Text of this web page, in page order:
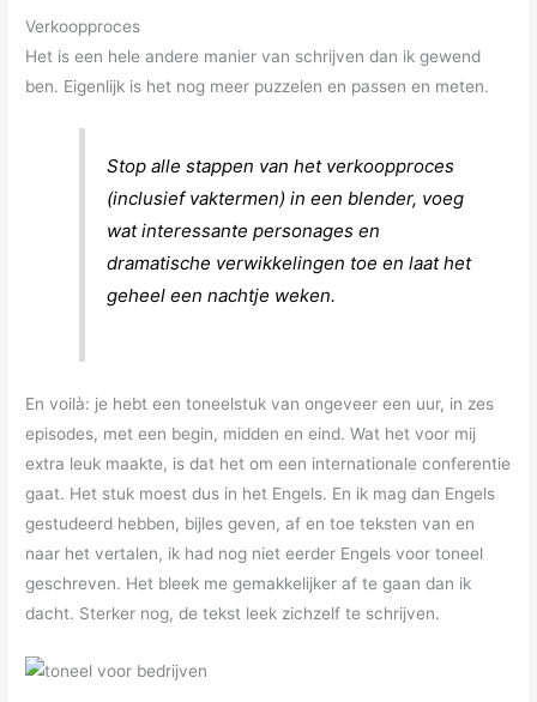
Verkoopproces
Het is een hele andere manier van schrijven dan ik gewend
ben. Eigenlijk is het nog meer puzzelen en passen en meten.
Stop alle stappen van het verkoopproces
(inclusief vaktermen) in een blender, voeg
wat interessante personages en
dramatische verwikkelingen toe en laat het
geheel een nachtje weken.
En voilà: je hebt een toneelstuk van ongeveer een uur, in zes
episodes, met een begin, midden en eind. Wat het voor mij
extra leuk maakte, is dat het om een internationale conferentie
gaat. Het stuk moest dus in het Engels. En ik mag dan Engels
gestudeerd hebben, bijles geven, af en toe teksten van en
naar het vertalen, ik had nog niet eerder Engels voor toneel
geschreven. Het bleek me gemakkelijker af te gaan dan ik
dacht. Sterker nog, de tekst leek zichzelf te schrijven.